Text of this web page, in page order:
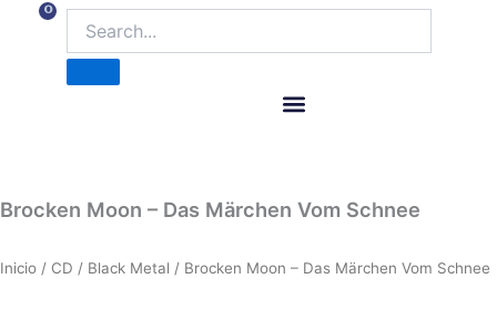
contenido
0
Carrito
Brocken Moon – Das Märchen Vom Schnee
Inicio / CD / Black Metal / Brocken Moon – Das Märchen Vom Schnee